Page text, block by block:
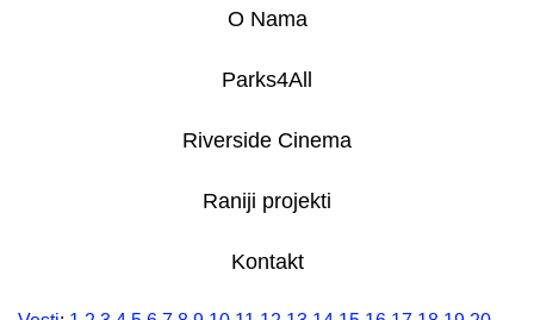
O Nama
Parks4All
Riverside Cinema
Raniji projekti
Kontakt